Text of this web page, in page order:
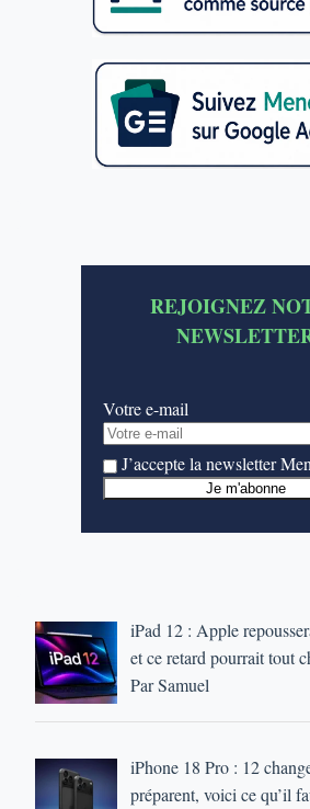
REJOIGNEZ
Votre e-mail
J’accepte la newsletter
iPad 12 : Apple
et ce retard pourrait tout
Par Samuel
iPhone 18 Pro : 12
préparent, voici ce qu’il